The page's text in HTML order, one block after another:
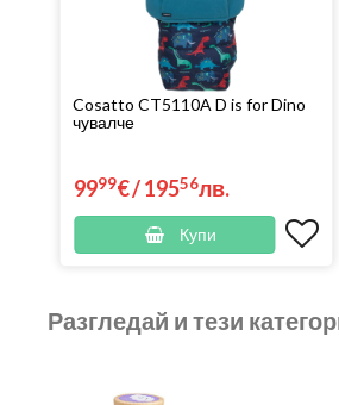
Cosatto CT5110A D is for Dino
чувалче
9999€/19556лв.
Купи
Разгледай и тези